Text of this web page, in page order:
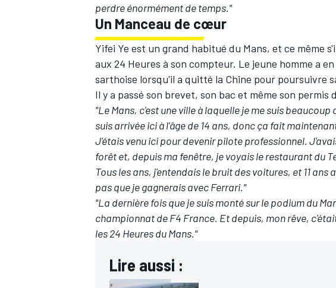
perdre énormément de temps."
Un Manceau de cœur
Yifei Ye est un grand habitué du Mans, et ce même
aux 24 Heures à son compteur. Le jeune homme a
sarthoise lorsqu'il a quitté la Chine pour poursuivre
Il y a passé son brevet, son bac et même son permis
"Le Mans, c'est une ville à laquelle je me suis
suis arrivée ici à l'âge de 14 ans, donc ça fait
J'étais venu ici pour devenir pilote professionnel.
forêt et, depuis ma fenêtre, je voyais le restaurant du
Tous les ans, j'entendais le bruit des voitures, et 11
pas que je gagnerais avec Ferrari."
"La dernière fois que je suis monté sur le podium du
championnat de F4 France. Et depuis, mon rêve,
les 24 Heures du Mans."
Lire aussi :